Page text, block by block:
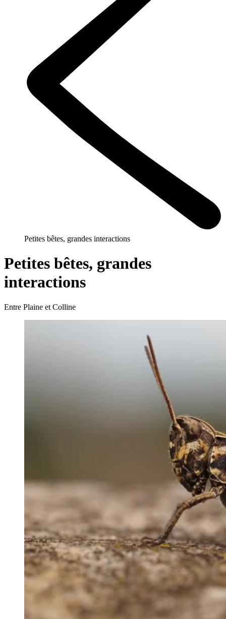
Petites bêtes, grandes interactions
Petites bêtes, grandes
interactions
Entre Plaine et Colline